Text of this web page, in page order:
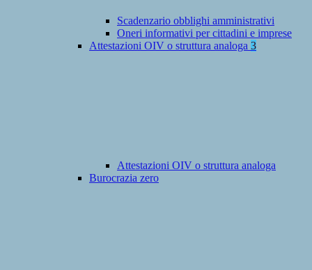
Scadenzario obblighi amministrativi
Oneri informativi per cittadini e imprese
Attestazioni OIV o struttura analoga 3
Attestazioni OIV o struttura analoga
Burocrazia zero